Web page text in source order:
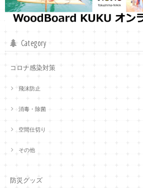
Category
コロナ感染対策
飛沫防止
消毒・除菌
空間仕切り
その他
防災グッズ